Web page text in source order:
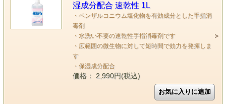
湿成分配合 速乾性 1L
・ベンザルコニウム塩化物を有効成分とした手指消
毒剤
・水洗い不要の速乾性手指消毒剤です
・広範囲の微生物に対して短時間で効力を発揮しま
す
・保湿成分配合
価格： 2,990円(税込)